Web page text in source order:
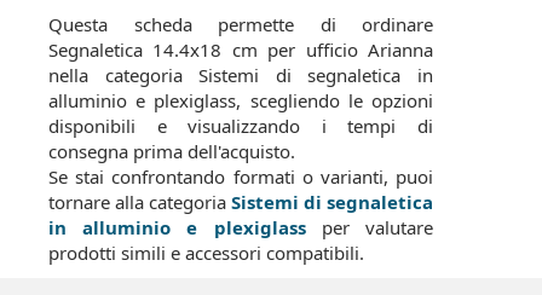
Questa scheda permette di ordinare
Segnaletica 14.4x18 cm per ufficio Arianna
nella categoria Sistemi di segnaletica in
alluminio e plexiglass, scegliendo le opzioni
disponibili e visualizzando i tempi di
consegna prima dell'acquisto.
Se stai confrontando formati o varianti, puoi
tornare alla categoria Sistemi di segnaletica
in alluminio e plexiglassper valutare
prodotti simili e accessori compatibili.